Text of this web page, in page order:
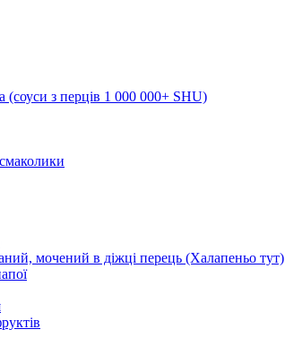
(соуси з перців 1 000 000+ SHU)
мочений в діжці перець (Халапеньо тут)